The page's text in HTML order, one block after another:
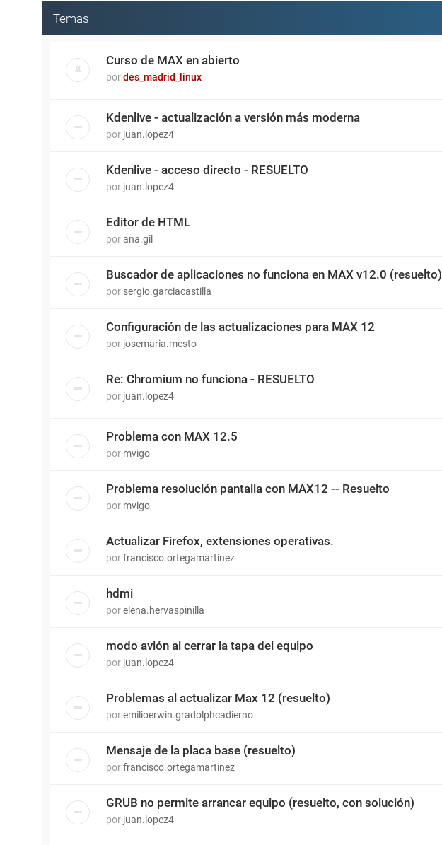
Temas
Curso de MAX en abierto
pordes_madrid_linux
Kdenlive - actualización a versión más moderna
por juan.lopez4
Kdenlive - acceso directo - RESUELTO
por juan.lopez4
Editor de HTML
porana.gil
Buscador de aplicaciones no funciona en MAX v12.0 (resuelto)
por sergio.garciacastilla
Configuración de las actualizaciones para MAX 12
por josemaria.mesto
Re: Chromium no funciona - RESUELTO
por juan.lopez4
Problema con MAX 12.5
por mvigo
Problema resolución pantalla con MAX12 -- Resuelto
por mvigo
Actualizar Firefox, extensiones operativas.
porfrancisco.ortegamartinez
hdmi
porelena.hervaspinilla
modo avión al cerrar la tapa del equipo
por juan.lopez4
Problemas al actualizar Max 12 (resuelto)
poremilioerwin.gradolphcadierno
Mensaje de la placa base (resuelto)
porfrancisco.ortegamartinez
GRUB no permite arrancar equipo (resuelto, con solución)
por juan.lopez4